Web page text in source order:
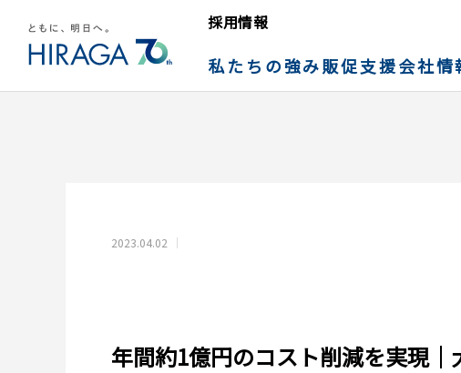
採用情報
私たちの強み販促支援会社情
2023.04.02
年間約1億円のコスト削減を実現